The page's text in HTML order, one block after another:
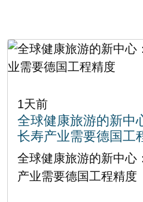
1天前
全球健康旅游的新中
长寿产业需要德国工
全球健康旅游的新中心
产业需要德国工程精度